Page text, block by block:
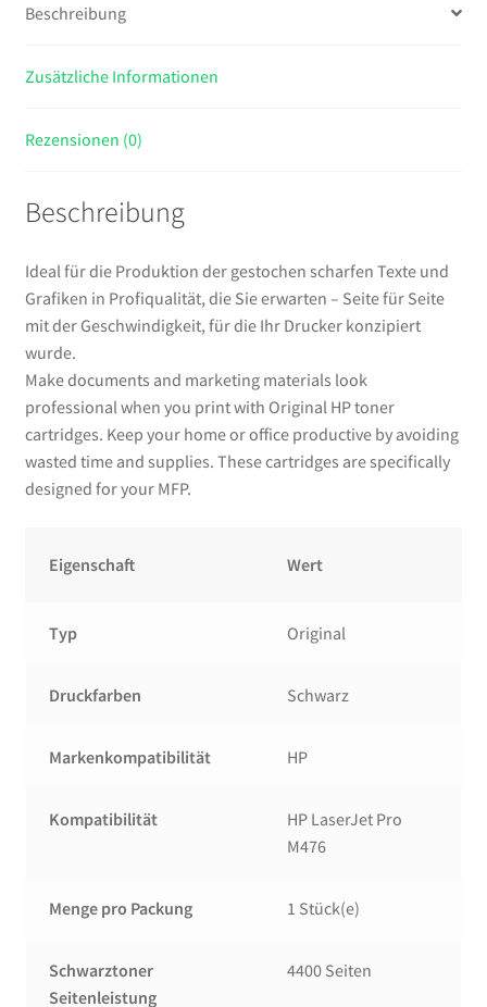
Beschreibung
Zusätzliche Informationen
Rezensionen (0)
Beschreibung
Ideal für die Produktion der gestochen scharfen Texte und
Grafiken in Profiqualität, die Sie erwarten – Seite für Seite
mit der Geschwindigkeit, für die Ihr Drucker konzipiert
wurde.
Make documents and marketing materials look
professional when you print with Original HP toner
cartridges. Keep your home or office productive by avoiding
wasted time and supplies. These cartridges are specifically
designed for your MFP.
Eigenschaft Wert
Typ Original
Druckfarben Schwarz
Markenkompatibilität HP
Kompatibilität
HP LaserJet Pro
M476
Menge pro Packung 1 Stück(e)
Schwarztoner
Seitenleistung
4400 Seiten